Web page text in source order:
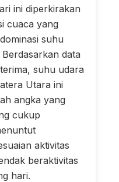
ini diperkirakan
cuaca yang
suhu
data
suhu udara
Utara ini
angka yang
cukup
aktivitas
beraktivitas
hari.